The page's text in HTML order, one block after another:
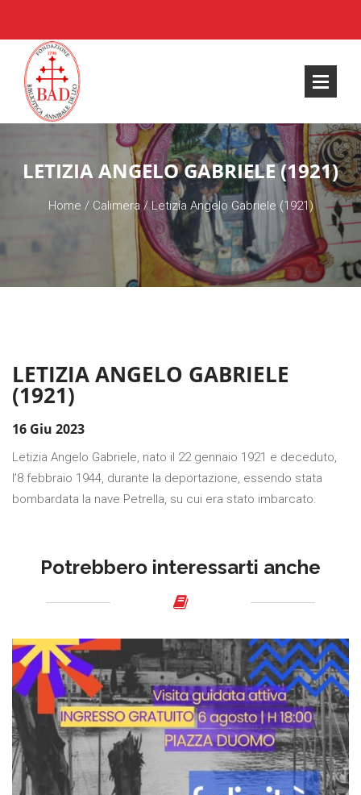
LETIZIA ANGELO GABRIELE (1921)
Home / Calimera /Letizia Angelo Gabriele (1921)
LETIZIA ANGELO GABRIELE
(1921)
16 Giu 2023
Letizia Angelo Gabriele, nato il 22 gennaio 1921 e deceduto,
l’8 febbraio 1944, durante la deportazione, essendo stata
bombardata la nave Petrella, su cui era stato imbarcato.
Potrebbero interessarti anche